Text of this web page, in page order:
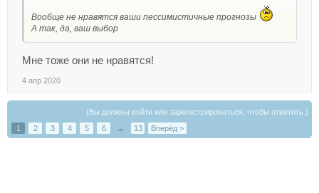
Вообще не нравятся ваши пессимистичные прогнозы
А так, да, ваш выбор
Мне тоже они не нравятся!
4 апр 2020
(Вы должны войти или зарегистрироваться, чтобы ответить.)
1
2 3 4 5 6 → 13 Вперёд >